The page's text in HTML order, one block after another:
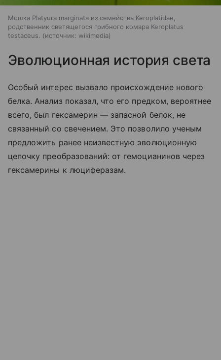
Мошка Platyura marginata из семейства Keroplatidae,
родственник светящегося грибного комара Keroplatus
testaceus.
источник: wikimedia
Эволюционная история света
Особый интерес вызвало происхождение нового
белка. Анализ показал, что его предком, вероятнее
всего, был гексамерин — запасной белок, не
связанный со свечением. Это позволило ученым
предложить ранее неизвестную эволюционную
цепочку преобразований: от гемоцианинов через
гексамерины к люциферазам.